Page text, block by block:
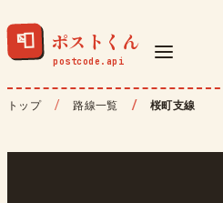
📮 ポストくん
トップ 路線一覧 桜町支線